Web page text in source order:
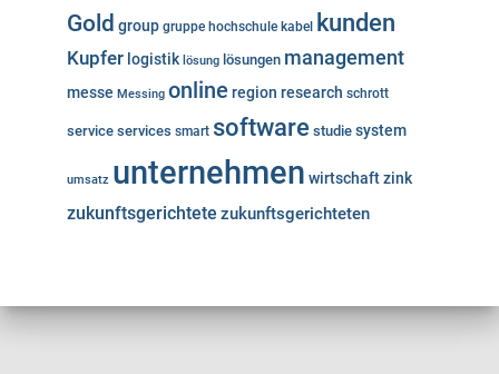
Gold group gruppe hochschule kabel kunden
Kupfer logistik lösung lösungen management
messe Messing online region research schrott
service services smart software studie system
umsatz unternehmen wirtschaftzink
zukunftsgerichtete zukunftsgerichteten